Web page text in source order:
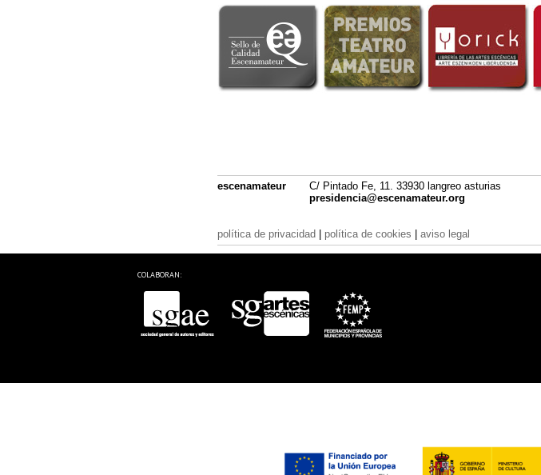
escenamateur
C/ Pintado Fe, 11. 33930 langreo asturias
presidencia@escenamateur.org
política de privacidad política de cookies aviso legal
COLABORAN: